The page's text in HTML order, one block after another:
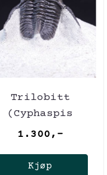
Trilobitt
(Cyphaspis
eberhardiei)
1.300,-
Kjøp